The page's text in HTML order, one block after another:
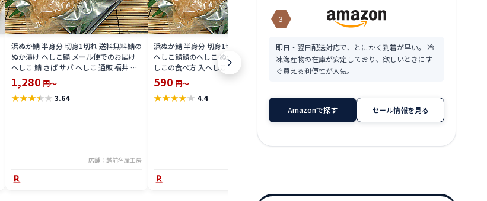
浜ぬか鯖 半身分 切身1切れ 送料無料鯖の
ぬか漬け へしこ鯖 メール便でのお届け
へしこ 鯖 さば サバ へしこ 通販 福井 伝
統食楽天 通販 価格 販売 母の日 記念 ギ
フト
1,280 円～
★★★★★ 3.64
店舗：越前名産工房
浜ぬか鯖 半身分 切身1切れ 鯖のぬか漬け
へしこ鯖鯖のへしこ ぬか漬け 福井 鯖 へ
しこの食べ方 入へしこ 鯖 さば サバ へし
こ 通販 福井 伝統食 限定 楽天 通販 価格
特価 販売 お土産
590 円～
★★★★★ 4.4
本乾き 身欠きニシン 3kg(500g×6個入)
送料無料本 乾燥 身 欠きにしん 鯡 鰊 み
がき にし ん本乾燥 乾き 本 干し 干物 限
定 楽天 通販 価格 特価 販売 お土産
★
3
即日・翌日配送対応で、とにかく到着が早い。 冷
凍海産物の在庫が安定しており、欲しいときにす
ぐ買える利便性が人気。
Amazonで探す セール情報を見る